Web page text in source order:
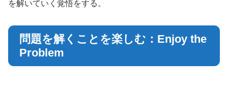
を解いていく覚悟をする。
問題を解くことを楽しむ：Enjoy the
Problem